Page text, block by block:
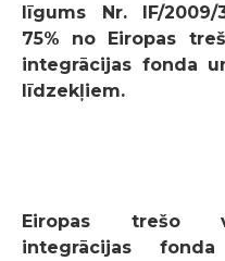
līgums Nr. IF/2009/
75% no Eiropas
integrācijas fonda
līdzekļiem.
Eiropas trešo
integrācijas